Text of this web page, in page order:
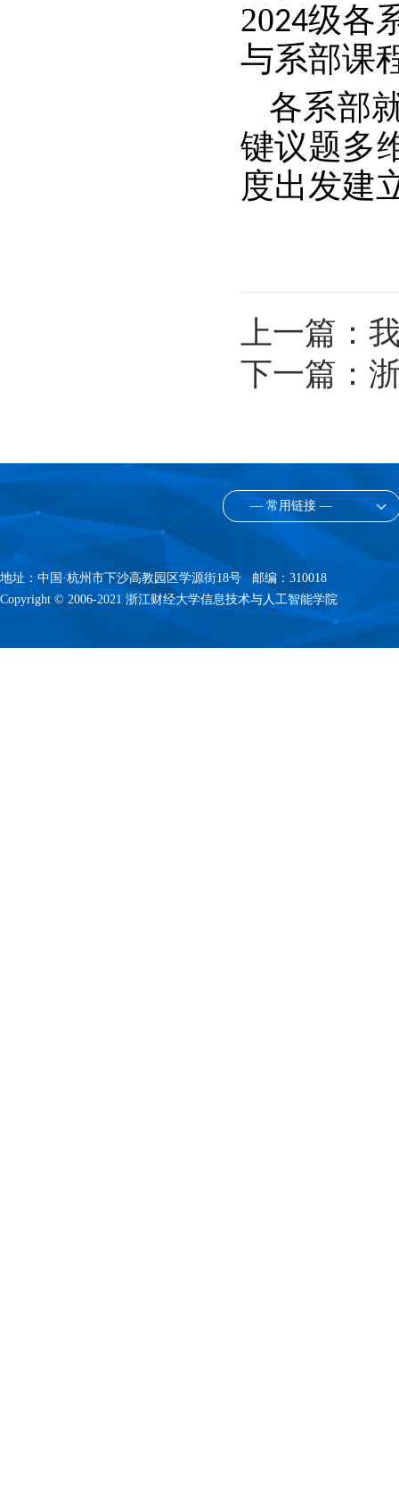
2024级各
与系部课
各系部
键议题多
度出发建
上一篇：
下一篇：
— 常用链接 —
地址：中国·杭州市下沙高教园区学源街18号 邮编：310018
Copyright © 2006-2021 浙江财经大学信息技术与人工智能学院